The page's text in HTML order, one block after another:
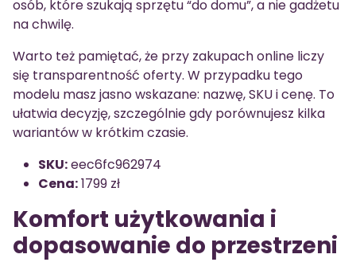
osób, które szukają sprzętu “do domu”, a nie gadżetu
na chwilę.
Warto też pamiętać, że przy zakupach online liczy
się transparentność oferty. W przypadku tego
modelu masz jasno wskazane: nazwę, SKU i cenę. To
ułatwia decyzję, szczególnie gdy porównujesz kilka
wariantów w krótkim czasie.
SKU:eec6fc962974
Cena:1799 zł
Komfort użytkowania i
dopasowanie do przestrzeni